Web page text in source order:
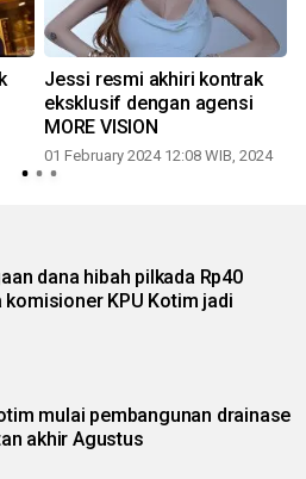
Jessi resmi akhiri kontrak
eksklusif dengan agensi
MORE VISION
01 February 2024 12:08 WIB, 2024
dana hibah pilkada Rp40
komisioner KPU Kotim jadi
mulai pembangunan drainase
akhir Agustus